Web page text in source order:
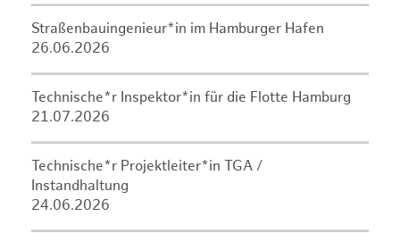
Straßenbauingenieur*in im Hamburger Hafen
26.06.2026
Technische*r Inspektor*in für die Flotte Hamburg
21.07.2026
Technische*r Projektleiter*in TGA /
Instandhaltung
24.06.2026